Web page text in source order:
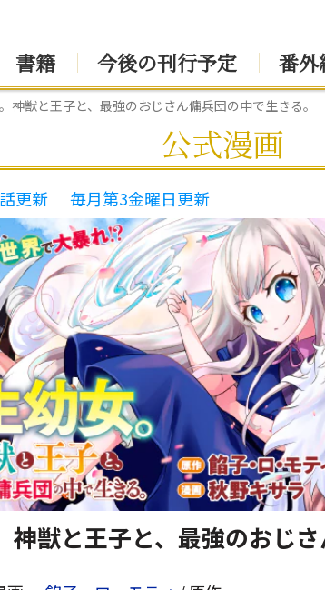
書籍 今後の刊行予定 番外
神獣と王子と、最強のおじさん傭兵団の中で生きる。
公式漫画
更新 毎月第3金曜日更新
神獣と王子と、最強のおじ